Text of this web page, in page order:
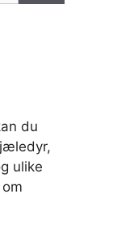
du
ulike